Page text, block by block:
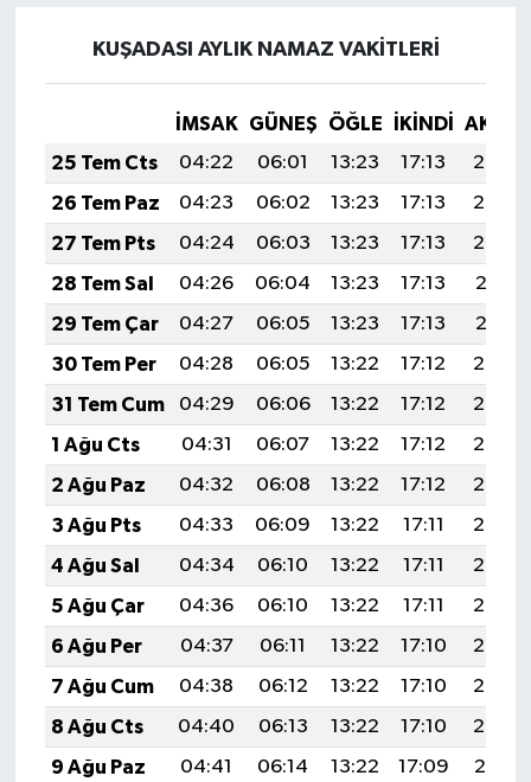
KUŞADASI AYLIK NAMAZ VAKITLERI
İMSAK GÜNEŞ ÖĞLE İKINDI
25 Tem Cts
04:22 06:01 13:23 17:13
20:34
26 Tem Paz
04:23 06:02 13:23 17:13
20:33
27 Tem Pts
04:24 06:03 13:23 17:13
20:32
28 Tem Sal
04:26 06:04 13:23 17:13
20:31
29 Tem Çar
04:27 06:05 13:23 17:13
20:31
30 Tem Per
04:28 06:05 13:22 17:12
20:30
31 Tem Cum
04:29 06:06 13:22 17:12
20:29
1 Ağu Cts
04:31 06:07 13:22 17:12
20:28
2 Ağu Paz
04:32 06:08 13:22 17:12
20:27
3 Ağu Pts
04:33 06:09 13:22 17:11
20:26
4 Ağu Sal
04:34 06:10 13:22 17:11
20:25
5 Ağu Çar
04:36 06:10 13:22 17:11
20:24
6 Ağu Per
04:37 06:11 13:22 17:10
20:23
7 Ağu Cum
04:38 06:12 13:22 17:10
20:22
8 Ağu Cts
04:40 06:13 13:22 17:10
20:20
9 Ağu Paz
04:41 06:14 13:22 17:09
20:19